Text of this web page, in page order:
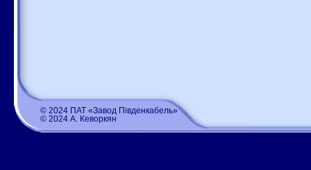
© 2024 ПАТ «Завод Південкабель»
© 2024 А. Кеворкян